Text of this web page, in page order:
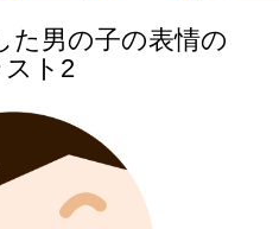
た男の子の表情の
スト2